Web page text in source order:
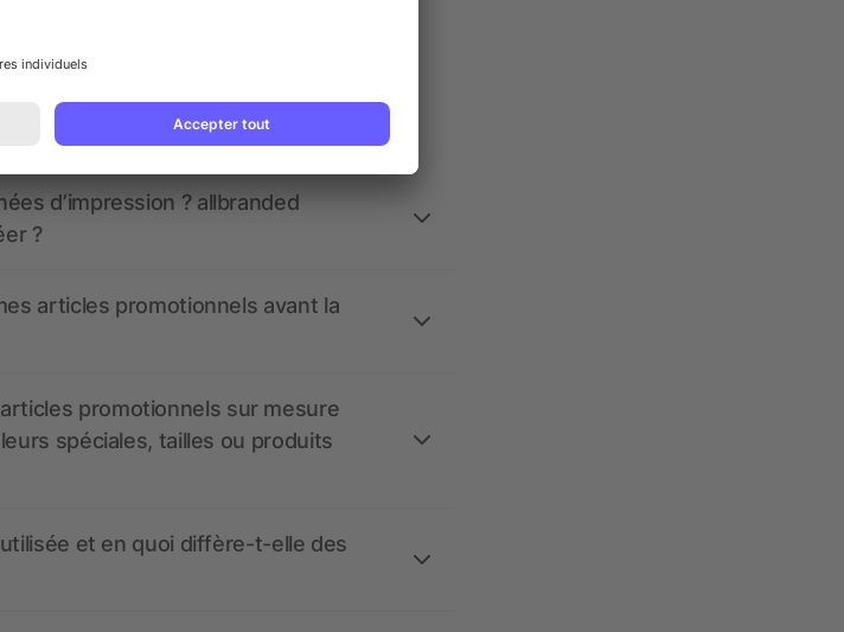
Nous avons les réponses.
d’impression ? allbranded
?
articles promotionnels avant la
promotionnels sur mesure
spéciales, tailles ou produits
et en quoi diffère-t-elle des